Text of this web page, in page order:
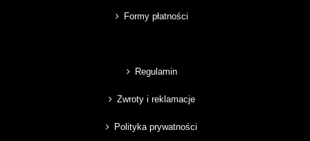
Formy płatności
Regulamin
Zwroty i reklamacje
Polityka prywatności